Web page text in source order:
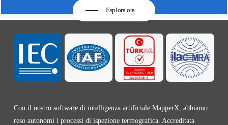
Esplora ora
Con il nostro software di intelligenza artificiale MapperX, abbiamo
reso autonomi i processi di ispezione termografica. Accreditata